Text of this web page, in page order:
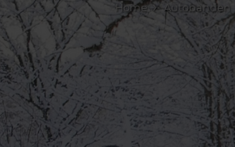
Home Autobanden